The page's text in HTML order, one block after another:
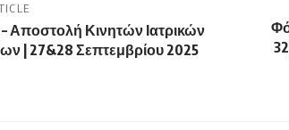
Αποστολή Κινητών Ιατρικών
| 27&28 Σεπτεμβρίου 2025